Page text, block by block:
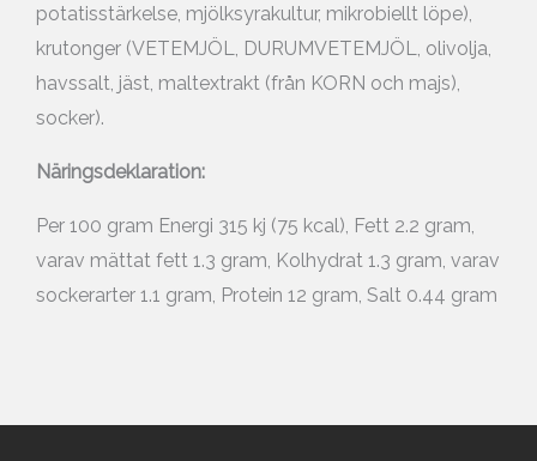
potatisstärkelse, mjölksyrakultur, mikrobiellt löpe),
krutonger (VETEMJÖL, DURUMVETEMJÖL, olivolja,
havssalt, jäst, maltextrakt (från KORN och majs),
socker).
Näringsdeklaration:
Per 100 gram Energi 315 kj (75 kcal), Fett 2.2 gram,
varav mättat fett 1.3 gram, Kolhydrat 1.3 gram, varav
sockerarter 1.1 gram, Protein 12 gram, Salt 0.44 gram